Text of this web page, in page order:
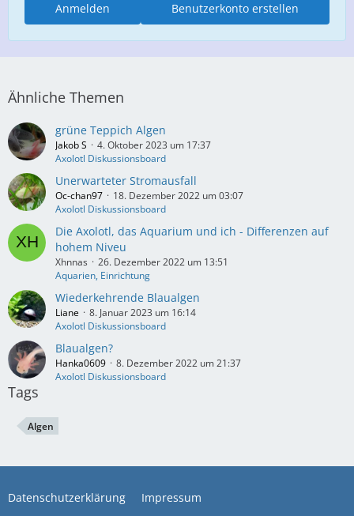
Benutzerkonto erstellen
Anmelden
Ähnliche Themen
grüne Teppich Algen
Jakob S
4. Oktober 2023 um 17:37
Axolotl Diskussionsboard
Unerwarteter Stromausfall
Oc-chan97
18. Dezember 2022 um 03:07
Axolotl Diskussionsboard
Die Axolotl, das Aquarium und ich - Differenzen auf
hohem Niveu
Xhnnas
26. Dezember 2022 um 13:51
Aquarien, Einrichtung
Wiederkehrende Blaualgen
Liane
8. Januar 2023 um 16:14
Axolotl Diskussionsboard
Blaualgen?
Hanka0609
8. Dezember 2022 um 21:37
Axolotl Diskussionsboard
Tags
Algen
Datenschutzerklärung Impressum